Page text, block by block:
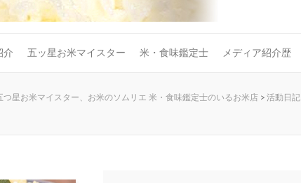
介 五ッ星お米マイスター 米・食味鑑定士 メディア紹介歴
星お米マイスター、お米のソムリエ 米・食味鑑定士のいるお米店 > 活動日記